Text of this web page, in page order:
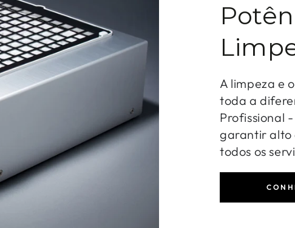
A limpeza e
toda a
Profissional -
garantir alto
todos os